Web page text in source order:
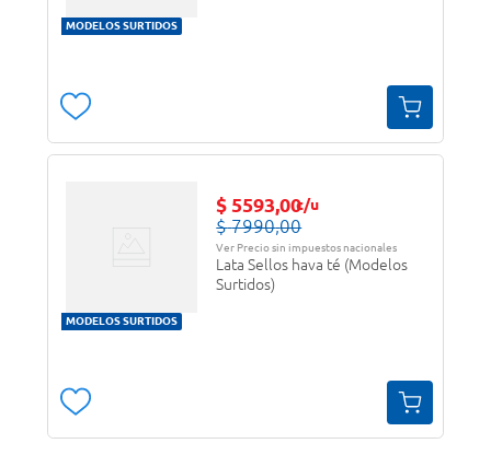
MODELOS SURTIDOS
MODELOS SURTIDOS
$ 5593,00c/u
$ 7990,00
Ver Precio sin impuestos nacionales
Lata Sellos hava té (Modelos
Surtidos)